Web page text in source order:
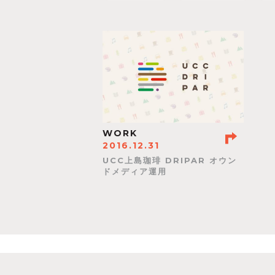
WORK
2016.12.31
UCC上島珈琲 DRIPAR オウン
ドメディア運用